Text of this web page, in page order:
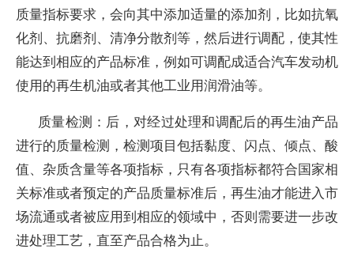
质量指标要求，会向其中添加适量的添加剂，比如抗氧
化剂、抗磨剂、清净分散剂等，然后进行调配，使其性
能达到相应的产品标准，例如可调配成适合汽车发动机
使用的再生机油或者其他工业用润滑油等。
质量检测：后，对经过处理和调配后的再生油产品
进行的质量检测，检测项目包括黏度、闪点、倾点、酸
值、杂质含量等各项指标，只有各项指标都符合国家相
关标准或者预定的产品质量标准后，再生油才能进入市
场流通或者被应用到相应的领域中，否则需要进一步改
进处理工艺，直至产品合格为止。